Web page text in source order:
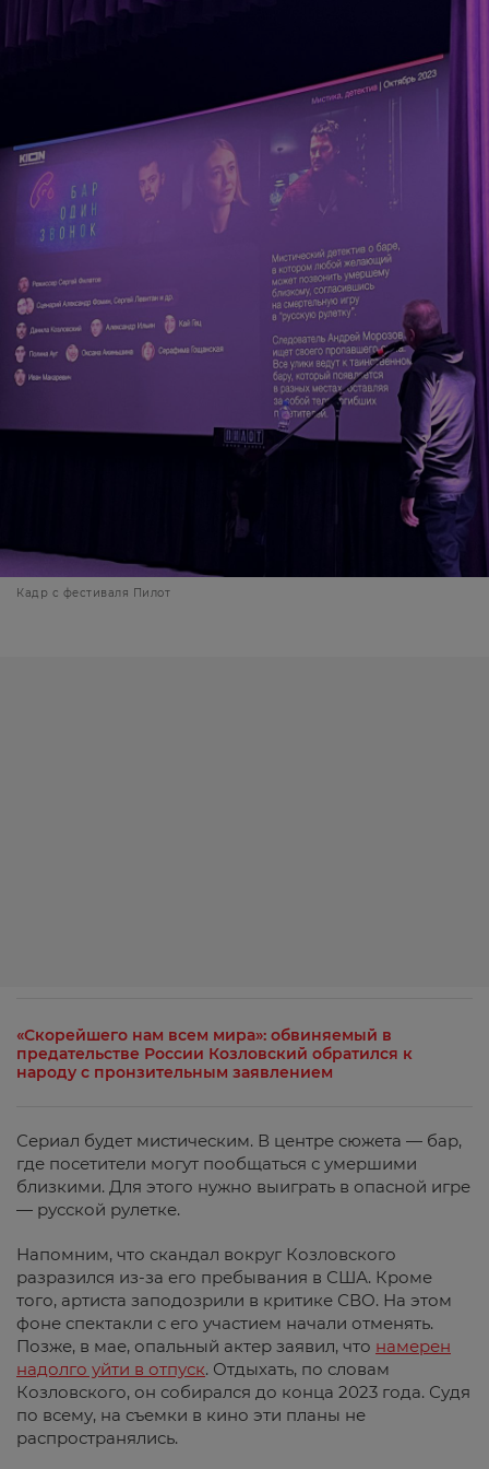
Кадр с фестиваля Пилот
«Скорейшего нам всем мира»: обвиняемый в
предательстве России Козловский обратился к
народу с пронзительным заявлением
Сериал будет мистическим. В центре сюжета — бар,
где посетители могут пообщаться с умершими
близкими. Для этого нужно выиграть в опасной игре
— русской рулетке.
Напомним, что скандал вокруг Козловского
разразился из-за его пребывания в США. Кроме
того, артиста заподозрили в критике СВО. На этом
фоне спектакли с его участием начали отменять.
Позже, в мае, опальный актер заявил, что намерен
надолго уйти в отпуск. Отдыхать, по словам
Козловского, он собирался до конца 2023 года. Судя
по всему, на съемки в кино эти планы не
распространялись.